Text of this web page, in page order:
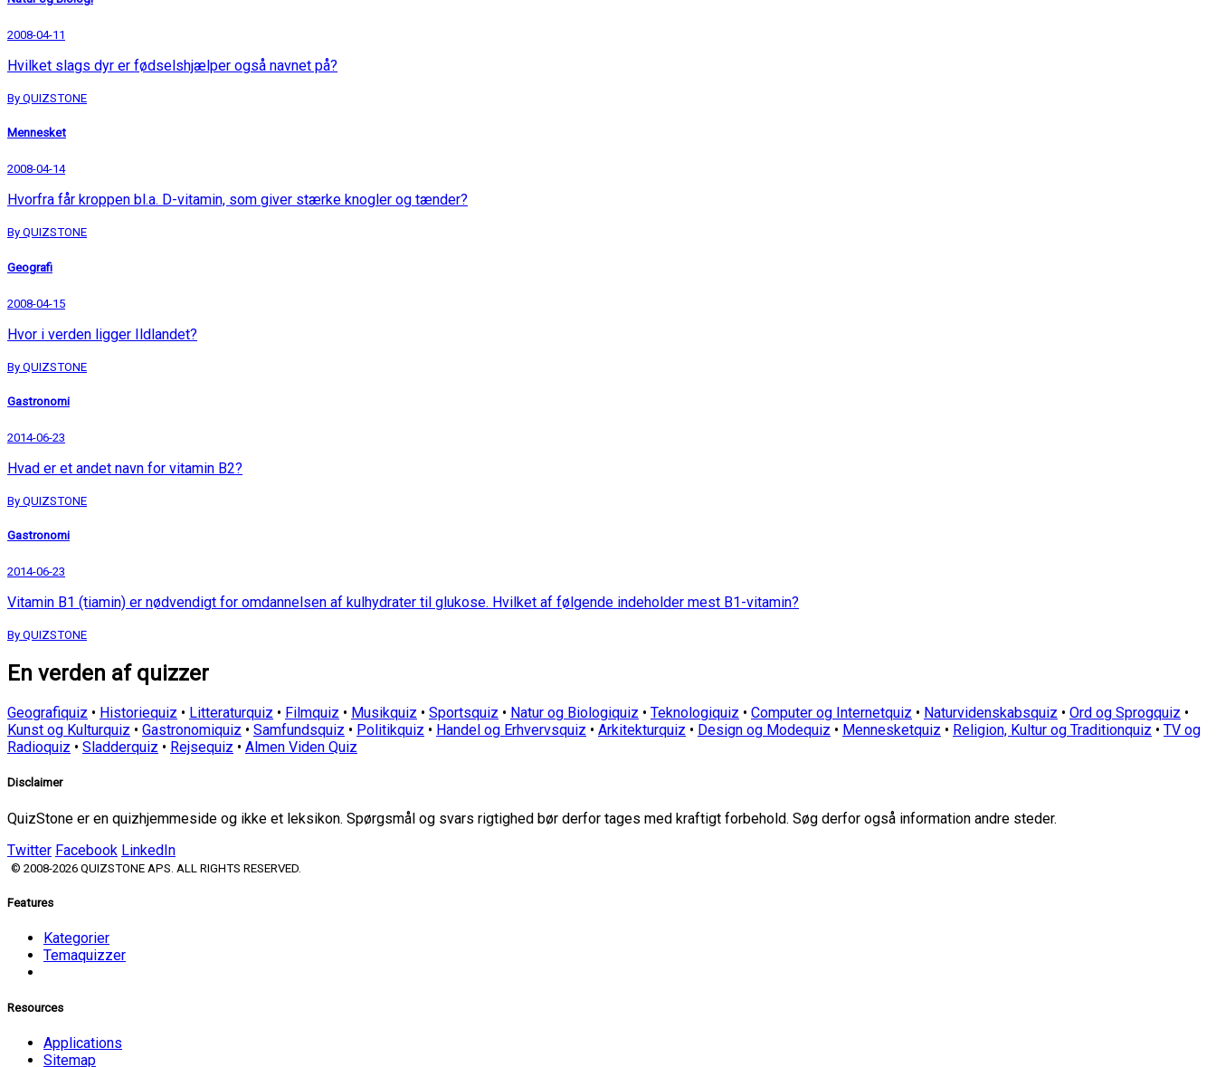
2008-04-11
Hvilket slags dyr er fødselshjælper også navnet på?
By QUIZSTONE
Mennesket
2008-04-14
Hvorfra får kroppen bl.a. D-vitamin, som giver stærke knogler og tænder?
By QUIZSTONE
Geografi
2008-04-15
Hvor i verden ligger Ildlandet?
By QUIZSTONE
Gastronomi
2014-06-23
Hvad er et andet navn for vitamin B2?
By QUIZSTONE
Gastronomi
2014-06-23
Vitamin B1 (tiamin) er nødvendigt for omdannelsen af kulhydrater til glukose. Hvilket af følgende indeholder mest B1-vitamin?
By QUIZSTONE
En verden af quizzer
Geografiquiz • Historiequiz • Litteraturquiz • Filmquiz • Musikquiz • Sportsquiz • Natur og Biologiquiz • Teknologiquiz • Computer og Internetquiz • Naturvidenskabsquiz • Ord og Sprogquiz •
Kunst og Kulturquiz • Gastronomiquiz • Samfundsquiz • Politikquiz • Handel og Erhvervsquiz • Arkitekturquiz • Design og Modequiz • Mennesketquiz • Religion, Kultur og Traditionquiz • TV og
Radioquiz • Sladderquiz • Rejsequiz • Almen Viden Quiz
Disclaimer
QuizStone er en quizhjemmeside og ikke et leksikon. Spørgsmål og svars rigtighed bør derfor tages med kraftigt forbehold. Søg derfor også information andre steder.
Twitter Facebook LinkedIn
© 2008-2026 QUIZSTONE APS. ALL RIGHTS RESERVED.
Features
Kategorier
Temaquizzer
Resources
Applications
Sitemap